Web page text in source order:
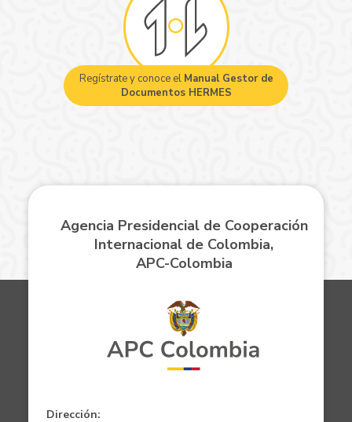
Regístrate y conoce el Manual Gestor de
Documentos HERMES
Agencia Presidencial de Cooperación
Internacional de Colombia,
APC-Colombia
Dirección: